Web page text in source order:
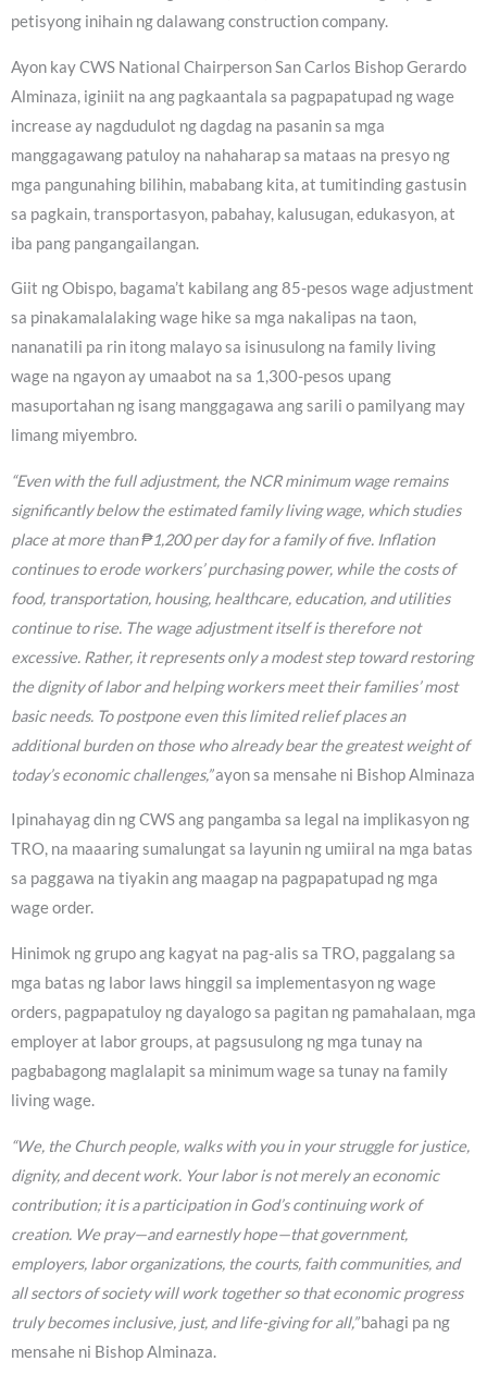
petisyong inihain ng dalawang construction company.
Ayon kay CWS National Chairperson San Carlos Bishop Gerardo
Alminaza, iginiit na ang pagkaantala sa pagpapatupad ng wage
increase ay nagdudulot ng dagdag na pasanin sa mga
manggagawang patuloy na nahaharap sa mataas na presyo ng
mga pangunahing bilihin, mababang kita, at tumitinding gastusin
sa pagkain, transportasyon, pabahay, kalusugan, edukasyon, at
iba pang pangangailangan.
Giit ng Obispo, bagama’t kabilang ang 85-pesos wage adjustment
sa pinakamalalaking wage hike sa mga nakalipas na taon,
nananatili pa rin itong malayo sa isinusulong na family living
wage na ngayon ay umaabot na sa 1,300-pesos upang
masuportahan ng isang manggagawa ang sarili o pamilyang may
limang miyembro.
“Even with the full adjustment, the NCR minimum wage remains
significantly below the estimated family living wage, which studies
place at more than ₱1,200 per day for a family of five. Inflation
continues to erode workers’ purchasing power, while the costs of
food, transportation, housing, healthcare, education, and utilities
continue to rise. The wage adjustment itself is therefore not
excessive. Rather, it represents only a modest step toward restoring
the dignity of labor and helping workers meet their families’ most
basic needs. To postpone even this limited relief places an
additional burden on those who already bear the greatest weight of
today’s economic challenges,”ayon sa mensahe ni Bishop Alminaza
Ipinahayag din ng CWS ang pangamba sa legal na implikasyon ng
TRO, na maaaring sumalungat sa layunin ng umiiral na mga batas
sa paggawa na tiyakin ang maagap na pagpapatupad ng mga
wage order.
Hinimok ng grupo ang kagyat na pag-alis sa TRO, paggalang sa
mga batas ng labor laws hinggil sa implementasyon ng wage
orders, pagpapatuloy ng dayalogo sa pagitan ng pamahalaan, mga
employer at labor groups, at pagsusulong ng mga tunay na
pagbabagong maglalapit sa minimum wage sa tunay na family
living wage.
“We, the Church people, walks with you in your struggle for justice,
dignity, and decent work. Your labor is not merely an economic
contribution; it is a participation in God’s continuing work of
creation. We pray—and earnestly hope—that government,
employers, labor organizations, the courts, faith communities, and
all sectors of society will work together so that economic progress
truly becomes inclusive, just, and life-giving for all,”bahagi pa ng
mensahe ni Bishop Alminaza.